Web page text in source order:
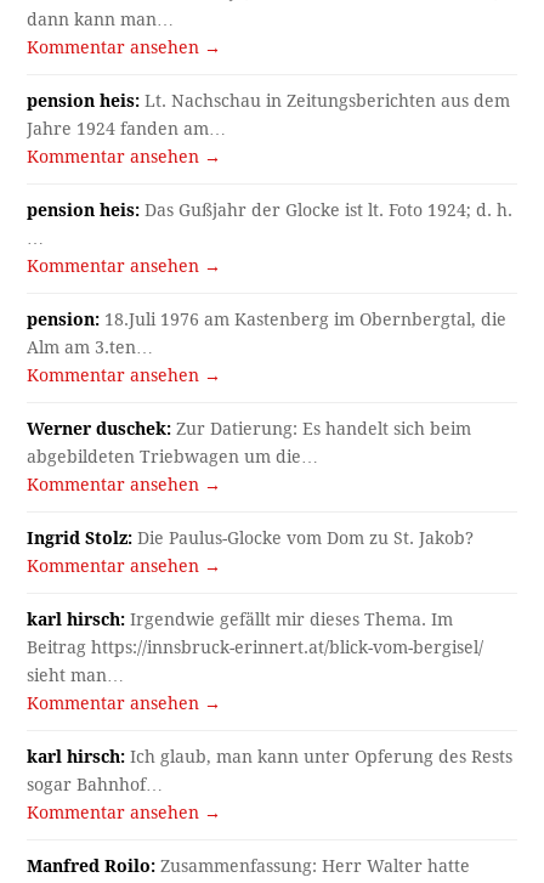
dann kann man…
Kommentar ansehen →
pension heis: Lt. Nachschau in Zeitungsberichten aus dem
Jahre 1924 fanden am…
Kommentar ansehen →
pension heis: Das Gußjahr der Glocke ist lt. Foto 1924; d. h.
…
Kommentar ansehen →
pension: 18.Juli 1976 am Kastenberg im Obernbergtal, die
Alm am 3.ten…
Kommentar ansehen →
Werner duschek: Zur Datierung: Es handelt sich beim
abgebildeten Triebwagen um die…
Kommentar ansehen →
Ingrid Stolz: Die Paulus-Glocke vom Dom zu St. Jakob?
Kommentar ansehen →
karl hirsch: Irgendwie gefällt mir dieses Thema. Im
Beitrag https://innsbruck-erinnert.at/blick-vom-bergisel/
sieht man…
Kommentar ansehen →
karl hirsch: Ich glaub, man kann unter Opferung des Rests
sogar Bahnhof…
Kommentar ansehen →
Manfred Roilo: Zusammenfassung: Herr Walter hatte